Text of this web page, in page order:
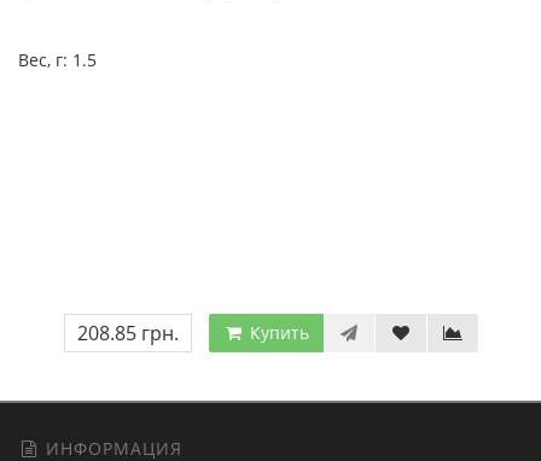
Вес, г: 1.5
208.85 грн. Купить
ИНФОРМАЦИЯ